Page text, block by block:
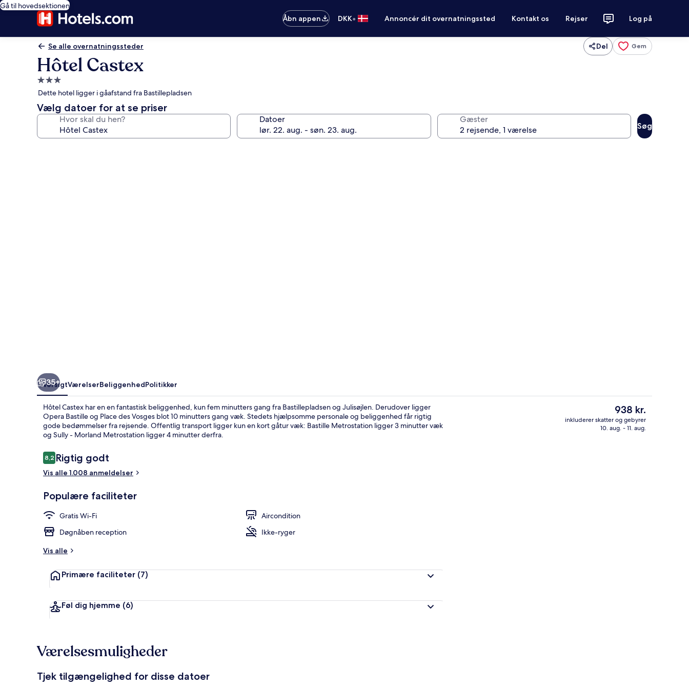
Gå til hovedsektionen
Åbn appen
DKK• Annoncér dit overnatningssted Kontakt os Rejser Log på
Se alle overnatningssteder Del Gem
Hôtel Castex
3.0-
stjernet
overnatningssted
Dette hotel ligger i gåafstand fra Bastillepladsen
Vælg datoer for at se priser
Hvor skal du hen? Datoer Gæster
Søg
35+
OversigtVærelserBeliggenhedPolitikker
Hôtel Castex har en en fantastisk beliggenhed, kun fem minutters gang fra Bastillepladsen og Julisøjlen. Derudover ligger
Opera Bastille og Place des Vosges blot 10 minutters gang væk. Stedets hjælpsomme personale og beliggenhed får rigtig
gode bedømmelser fra rejsende. Offentlig transport ligger kun en kort gåtur væk: Bastille Metrostation ligger 3 minutter væk
og Sully - Morland Metrostation ligger 4 minutter derfra.
Anmeldelser
8,28,2 ud af 10.
Rigtig godt
Vis alle 1.008 anmeldelser
Populære faciliteter
Gratis Wi-Fi
Aircondition
Døgnåben reception
Ikke-ryger
Vis alle
Primære faciliteter (7)
Føl dig hjemme (6)
Den
nuværende
pris
938 kr.
inkluderer skatter og gebyrer
10. aug. - 11. aug.
Værelsesmuligheder
Tjek tilgængelighed for disse datoer